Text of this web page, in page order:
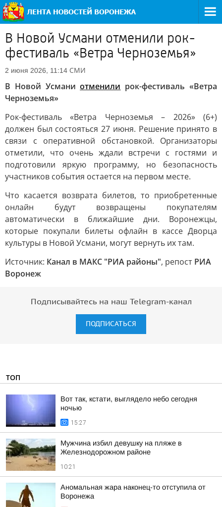
В Новой Усмани отменили рок-
фестиваль «Ветра Черноземья»
2 июня 2026, 11:14 СМИ
В Новой Усманиотменили рок-фестиваль «Ветра
Черноземья»
Рок-фестиваль «Ветра Черноземья – 2026» (6+)
должен был состояться 27 июня. Решение принято в
связи с оперативной обстановкой. Организаторы
отметили, что очень ждали встречи с гостями и
подготовили яркую программу, но безопасность
участников события остается на первом месте.
Что касается возврата билетов, то приобретенные
онлайн будут возвращены покупателям
автоматически в ближайшие дни. Воронежцы,
которые покупали билеты офлайн в кассе Дворца
культуры в Новой Усмани, могут вернуть их там.
Источник: Канал в МАКС "РИА районы", репост РИА
Воронеж
Подписывайтесь на наш Telegram-канал
ПОДПИСАТЬСЯ
ТОП
Вот так, кстати, выглядело небо сегодня
ночью
15:27
Мужчина избил девушку на пляже в
Железнодорожном районе
10:21
Аномальная жара наконец-то отступила от
Воронежа